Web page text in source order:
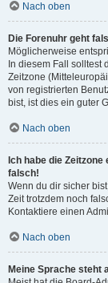
Nach oben
Die Forenuhr geht
Möglicherweise
In diesem Fall solltest
Zeitzone
von registrierten
bist, ist dies ein guter
Nach oben
Ich habe die
falsch!
Wenn du dir sicher
Zeit trotzdem noch
Kontaktiere einen
Nach oben
Meine Sprache steht